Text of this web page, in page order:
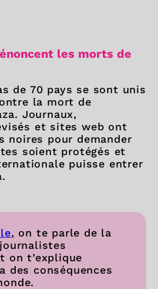
les morts de
de 70 pays se sont unis
la mort de
Journaux,
et sites web ont
noires pour demander
soient protégés et
puisse entrer
, on te parle de la
on t’explique
des conséquences